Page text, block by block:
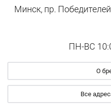
Минск, пр.
ПН-ВС
О
Все